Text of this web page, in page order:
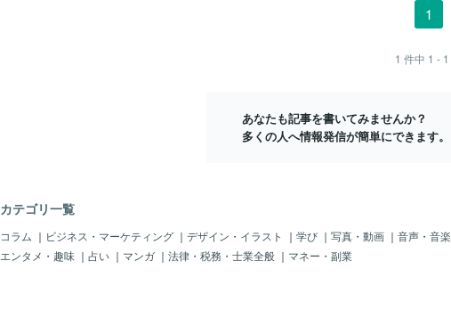
題歌「ETERNAL WIND ～ほほえみは光
る風の中～」があり、幅広い世代に愛さ
れています。音楽活動だけでなく、テレ
ビ出演やコンサートなどでも活躍し、今
も変わらずファンを魅了し続けていま
1
1 件中 1 - 1
あなたも記事を書いてみませんか？
多くの人へ情報発信が簡単にできます。
カテゴリ一覧
コラム ｜ ビジネス・マーケティング ｜ デザイン・イラスト ｜ 学び ｜ 写真・動画 ｜ 音声・音楽
エンタメ・趣味 ｜ 占い ｜ マンガ ｜ 法律・税務・士業全般 ｜ マネー・副業